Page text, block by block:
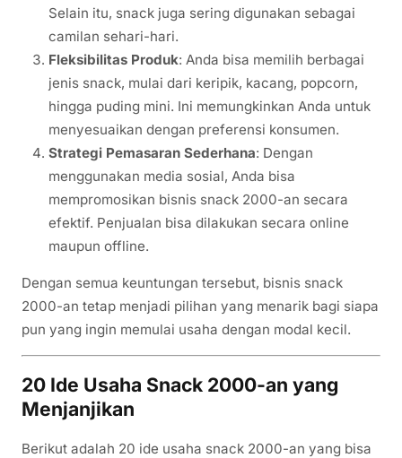
Selain itu, snack juga sering digunakan sebagai
camilan sehari-hari.
Fleksibilitas Produk: Anda bisa memilih berbagai
jenis snack, mulai dari keripik, kacang, popcorn,
hingga puding mini. Ini memungkinkan Anda untuk
menyesuaikan dengan preferensi konsumen.
Strategi Pemasaran Sederhana: Dengan
menggunakan media sosial, Anda bisa
mempromosikan bisnis snack 2000-an secara
efektif. Penjualan bisa dilakukan secara online
maupun offline.
Dengan semua keuntungan tersebut, bisnis snack
2000-an tetap menjadi pilihan yang menarik bagi siapa
pun yang ingin memulai usaha dengan modal kecil.
20 Ide Usaha Snack 2000-an yang
Menjanjikan
Berikut adalah 20 ide usaha snack 2000-an yang bisa